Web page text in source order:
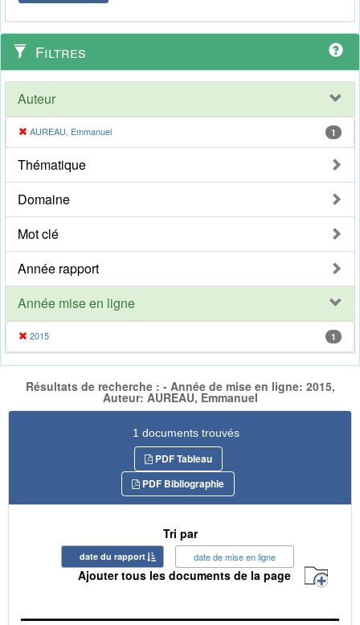
Filtres
Auteur
AUREAU, Emmanuel 1
Thématique
Domaine
Mot clé
Année rapport
Année mise en ligne
2015 1
Résultats de recherche : - Année de mise en ligne: 2015,
Auteur: AUREAU, Emmanuel
1 documents trouvés
PDF Tableau
PDF Bibliographie
Tri par
date du rapport date de mise en ligne
Ajouter tous les documents de la page